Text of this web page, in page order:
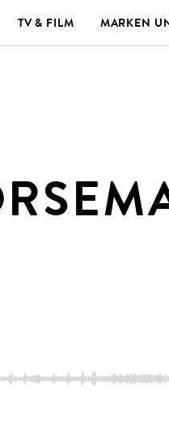
TV & FILM MARKEN